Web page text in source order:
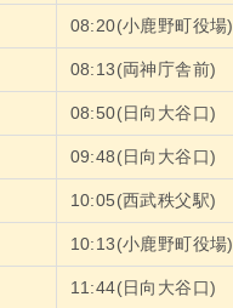
08:20(小鹿野町役場)
08:13(両神庁舎前)
08:50(日向大谷口)
09:48(日向大谷口)
10:05(西武秩父駅)
10:13(小鹿野町役場)
11:44(日向大谷口)